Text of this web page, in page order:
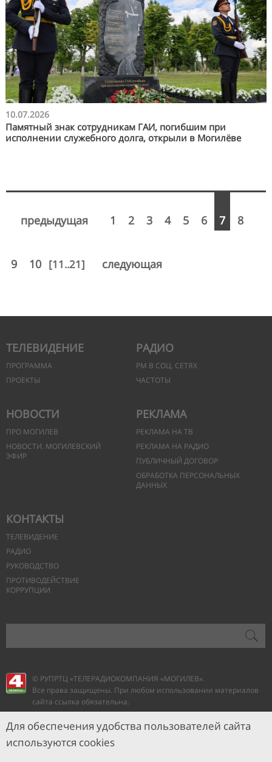
10.07.2026
Памятный знак сотрудникам ГАИ, погибшим при
исполнении служебного долга, открыли в Могилёве
предыдущая 1 2 3 4 5 6 7 8
9 10 [11..21] следующая
ТЕЛЕВИДЕНИЕ
ПРОГРАММА
ПРОЕКТЫ
РАДИО
РМ В СОЦ. СЕТЯХ
ЧАСТОТЫ
НОВОСТИ
ПРО МОГИЛЕВ
НОВОСТИ. МОГИЛЕВСКИЙ
ЭФИР
РЕКЛАМА
РЕКЛАМА НА ТВ
РЕКЛАМА НА РАДИО
ПУБЛИЧНЫЙ ДОГОВОР
ОБРАБОТКА ПЕРСОНАЛЬНЫХ
ДАННЫХ
КОНТАКТЫ
ТЕЛЕВИДЕНИЕ
РАДИО
РУКОВОДСТВО
ПРОТИВОДЕЙСТВИЕ
КОРРУПЦИИ
© РУПРТЦ «ТЕЛЕРАДИОКОМПАНИЯ «МОГИЛЕВ».
Все права защищены. При любом использовании материалов
сайта ссылка обязательна.
Для обеспечения удобства пользователей сайта
используются cookies